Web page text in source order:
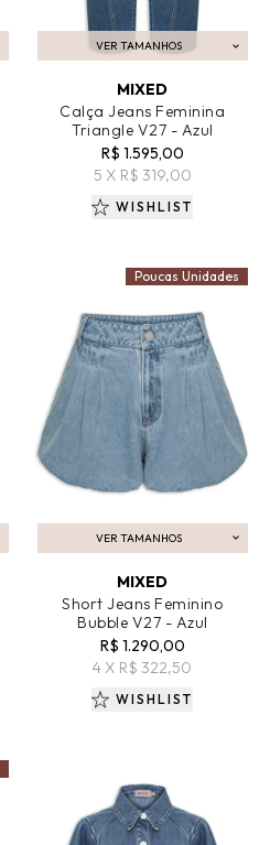
VER TAMANHOS
ADICIONAR AO CARRINHO
MIXED
Calça Jeans Feminina
Triangle V27 - Azul
R$ 1.595,00
5 X R$ 319,00
WISHLIST
VER TAMANHOS
ADICIONAR AO CARRINHO
MIXED
Short Jeans Feminino
Bubble V27 - Azul
R$ 1.290,00
4 X R$ 322,50
Poucas Unidades
WISHLIST